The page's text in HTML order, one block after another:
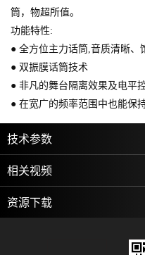
筒，物超所值。
功能特性:
● 全方位主力话筒,音质清晰、
● 双振膜话筒技术
● 非凡的舞台隔离效果及电平
● 在宽广的频率范围中也能保
技术参数
相关视频
资源下载